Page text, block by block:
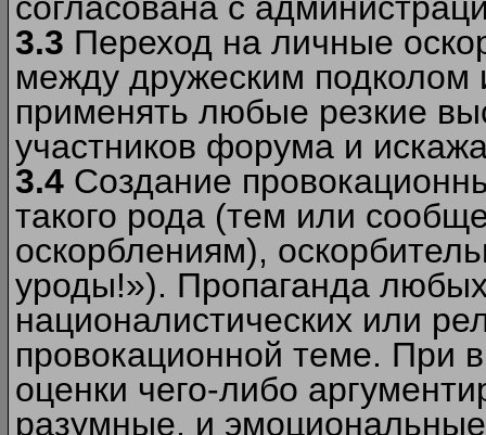
3.3 Переход на личные
между дружеским
применять любые резкие
участников форума и
3.4 Создание
такого рода (тем или
оскорблениям),
уроды!»). Пропаганда
националистических или
провокационной теме. При
оценки чего-либо
разумные, и